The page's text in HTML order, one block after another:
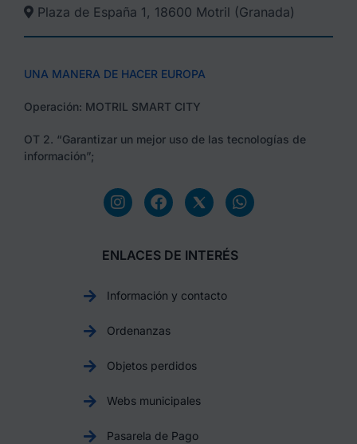
Plaza de España 1, 18600 Motril (Granada)​
UNA MANERA DE HACER EUROPA
Operación: MOTRIL SMART CITY
OT 2. “Garantizar un mejor uso de las tecnologías de
información”;
ENLACES DE INTERÉS
Información y contacto
Ordenanzas
Objetos perdidos
Webs municipales
Pasarela de Pago